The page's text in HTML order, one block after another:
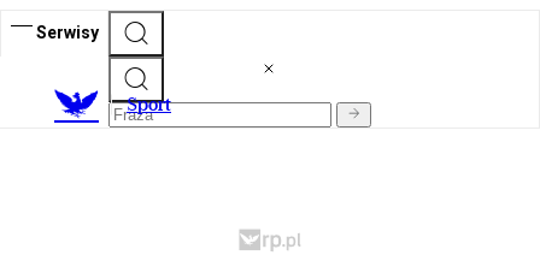
Serwisy
Sport